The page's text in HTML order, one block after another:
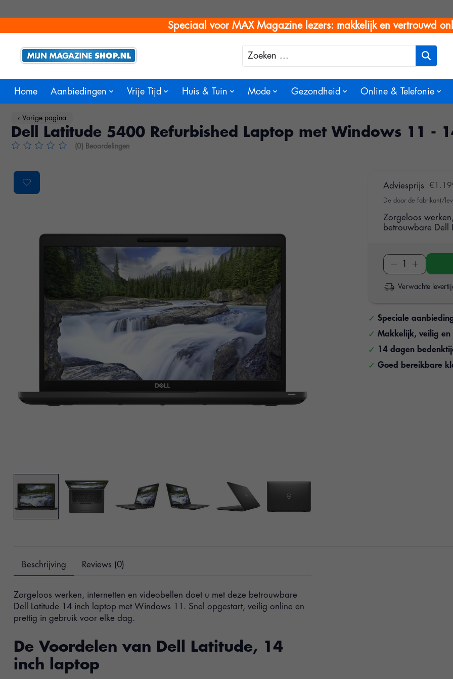
Speciaal voor MAX Magazine lezers: makkelijk en vertrouwd
Zoeken
Home Aanbiedingen Vrije Tijd Huis & Tuin Mode Gezondheid Online & Telefonie
‹ Vorige pagina
Dell Latitude 5400 Refurbished Laptop met Windows 11 -
De beoordeling van dit product is0van de 5
(0) Beoordelingen
Product image slideshow Items
Adviesprijs
De door de fabrikant/
Zorgeloos
betrouwbare Dell
Verwachte
Speciale
Makkelijk, veilig en
14 dagen
Goed bereikbare
Beschrijving Reviews (0)
Zorgeloos werken, internetten en videobellen doet u met deze betrouwbare
Dell Latitude 14 inch laptop met Windows 11. Snel opgestart, veilig online en
prettig in gebruik voor elke dag.
De Voordelen van Dell Latitude, 14
inch laptop